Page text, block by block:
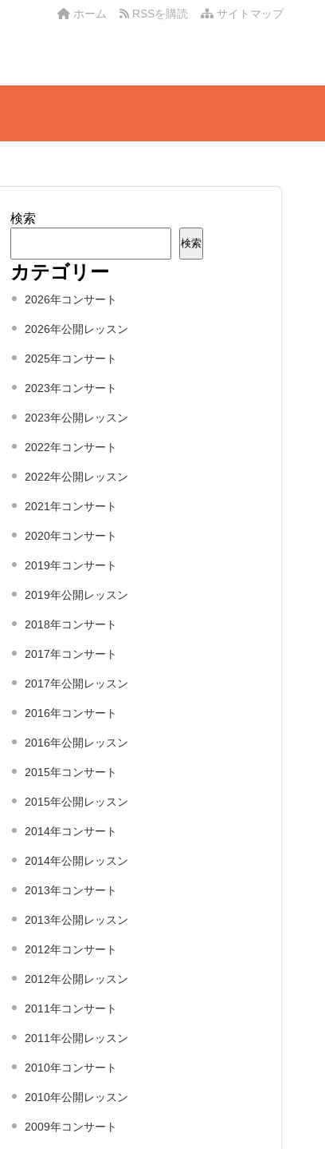
サイトマップ
RSSを購読
ホーム
検索
検索
カテゴリー
2026年コンサート
2026年公開レッスン
2025年コンサート
2023年コンサート
2023年公開レッスン
2022年コンサート
2022年公開レッスン
2021年コンサート
2020年コンサート
2019年コンサート
2019年公開レッスン
2018年コンサート
2017年コンサート
2017年公開レッスン
2016年コンサート
2016年公開レッスン
2015年コンサート
2015年公開レッスン
2014年コンサート
2014年公開レッスン
2013年コンサート
2013年公開レッスン
2012年コンサート
2012年公開レッスン
2011年コンサート
2011年公開レッスン
2010年コンサート
2010年公開レッスン
2009年コンサート